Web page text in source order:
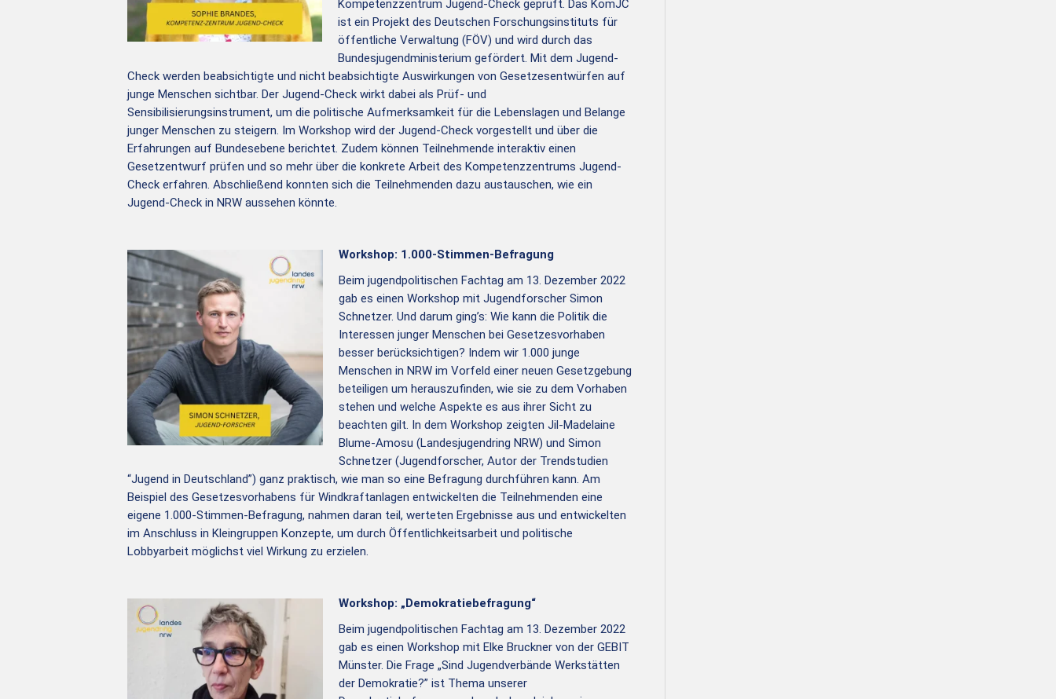
Kompetenzzentrum Jugend-Check geprüft. Das KomJC
ist ein Projekt des Deutschen Forschungsinstituts für
öffentliche Verwaltung (FÖV) und wird durch das
Bundesjugendministerium gefördert. Mit dem Jugend-
Check werden beabsichtigte und nicht beabsichtigte Auswirkungen von Gesetzesentwürfen auf
junge Menschen sichtbar. Der Jugend-Check wirkt dabei als Prüf- und
Sensibilisierungsinstrument, um die politische Aufmerksamkeit für die Lebenslagen und Belange
junger Menschen zu steigern. Im Workshop wird der Jugend-Check vorgestellt und über die
Erfahrungen auf Bundesebene berichtet. Zudem können Teilnehmende interaktiv einen
Gesetzentwurf prüfen und so mehr über die konkrete Arbeit des Kompetenzzentrums Jugend-
Check erfahren. Abschließend konnten sich die Teilnehmenden dazu austauschen, wie ein
Jugend-Check in NRW aussehen könnte.
Workshop: 1.000-Stimmen-Befragung
Beim jugendpolitischen Fachtag am 13. Dezember 2022
gab es einen Workshop mit Jugendforscher Simon
Schnetzer. Und darum ging’s: Wie kann die Politik die
Interessen junger Menschen bei Gesetzesvorhaben
besser berücksichtigen? Indem wir 1.000 junge
Menschen in NRW im Vorfeld einer neuen Gesetzgebung
beteiligen um herauszufinden, wie sie zu dem Vorhaben
stehen und welche Aspekte es aus ihrer Sicht zu
beachten gilt. In dem Workshop zeigten Jil-Madelaine
Blume-Amosu (Landesjugendring NRW) und Simon
Schnetzer (Jugendforscher, Autor der Trendstudien
“Jugend in Deutschland”) ganz praktisch, wie man so eine Befragung durchführen kann. Am
Beispiel des Gesetzesvorhabens für Windkraftanlagen entwickelten die Teilnehmenden eine
eigene 1.000-Stimmen-Befragung, nahmen daran teil, werteten Ergebnisse aus und entwickelten
im Anschluss in Kleingruppen Konzepte, um durch Öffentlichkeitsarbeit und politische
Lobbyarbeit möglichst viel Wirkung zu erzielen.
Workshop: „Demokratiebefragung“
Beim jugendpolitischen Fachtag am 13. Dezember 2022
gab es einen Workshop mit Elke Bruckner von der GEBIT
Münster. Die Frage „Sind Jugendverbände Werkstätten
der Demokratie?” ist Thema unserer